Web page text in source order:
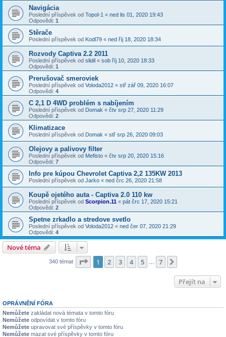
Navigácia
Poslední příspěvek od Topol-1 « ned lis 01, 2020 19:43
Odpovědi: 1
Stěrače
Poslední příspěvek od Kodl79 « ned říj 18, 2020 18:34
Rozvody Captiva 2.2 2011
Poslední příspěvek od slidil « sob říj 10, 2020 18:33
Odpovědi: 1
Prerušovač smeroviek
Poslední příspěvek od Voloda2012 « stř zář 09, 2020 16:07
Odpovědi: 4
C 2,1 D 4WD problém s nabíjením
Poslední příspěvek od Domak « čtv srp 27, 2020 11:29
Odpovědi: 2
Klimatizace
Poslední příspěvek od Domak « stř srp 26, 2020 09:03
Olejovy a palivovy filter
Poslední příspěvek od Mefisto « čtv srp 20, 2020 15:16
Odpovědi: 7
Info pre kúpou Chevrolet Captiva 2,2 135KW 2013
Poslední příspěvek od Jarko « ned črc 26, 2020 21:58
Koupě ojetého auta - Captiva 2.0 110 kw
Poslední příspěvek od Scorpion.11 « pát črc 17, 2020 15:21
Odpovědi: 2
Spetne zrkadlo a stredove svetlo
Poslední příspěvek od Voloda2012 « ned čer 07, 2020 21:29
Odpovědi: 4
Nové téma
340 témat Stránka z
1 2 3 4 5 7
Přejít na
OPRÁVNĚNÍ FÓRA
Nemůžete zakládat nová témata v tomto fóru
Nemůžete odpovídat v tomto fóru
Nemůžete upravovat své příspěvky v tomto fóru
Nemůžete mazat své příspěvky v tomto fóru